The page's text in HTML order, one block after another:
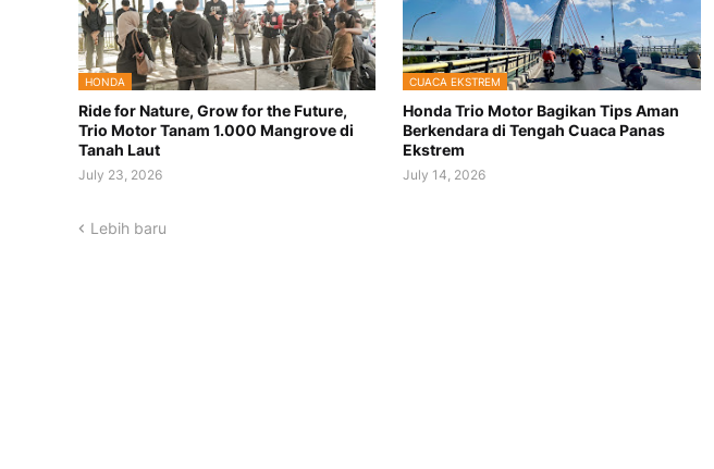
HONDA
Ride for Nature, Grow for the Future,
Trio Motor Tanam 1.000 Mangrove di
Tanah Laut
July 23, 2026
CUACA EKSTREM
Honda Trio Motor Bagikan Tips Aman
Berkendara di Tengah Cuaca Panas
Ekstrem
July 14, 2026
Lebih baru